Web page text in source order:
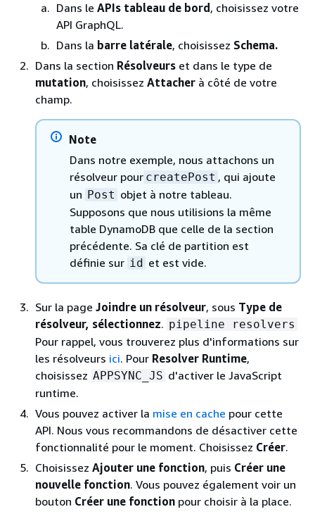
Dans le APIs tableau de bord , choisissez votre
API GraphQL.
Dans la barre latérale, choisissez Schema.
Dans la section Résolveurs et dans le type de
mutation, choisissez Attacher à côté de votre
champ.
Note
Dans notre exemple, nous attachons un
résolveur pour createPost , qui ajoute
un Post objet à notre tableau.
Supposons que nous utilisions la même
table DynamoDB que celle de la section
précédente. Sa clé de partition est
définie sur id et est vide.
Sur la page Joindre un résolveur, sous Type de
résolveur, sélectionnez. pipeline resolvers
Pour rappel, vous trouverez plus d'informations sur
les résolveurs ici. Pour Resolver Runtime,
choisissez APPSYNC_JS d'activer le JavaScript
runtime.
Vous pouvez activer la mise en cache pour cette
API. Nous vous recommandons de désactiver cette
fonctionnalité pour le moment. Choisissez Créer.
Choisissez Ajouter une fonction, puis Créer une
nouvelle fonction. Vous pouvez également voir un
bouton Créer une fonction pour choisir à la place.